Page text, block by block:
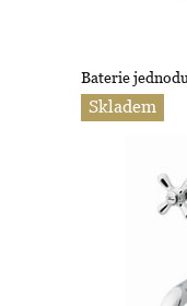
Baterie
Skladem